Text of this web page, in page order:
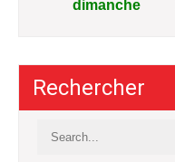
dimanche
Rechercher